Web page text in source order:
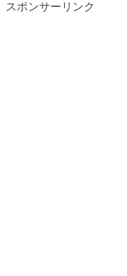
スポンサーリンク